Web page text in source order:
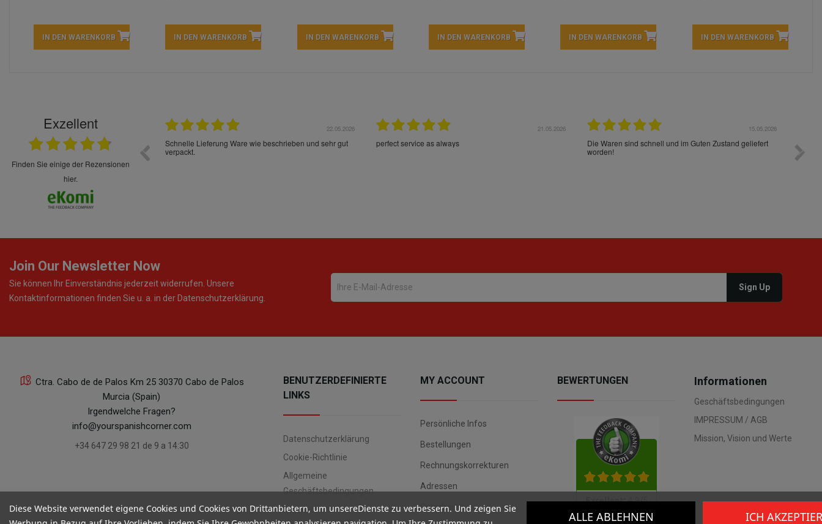
IN DEN WARENKORB IN DEN WARENKORB IN DEN WARENKORB IN DEN WARENKORB IN DEN WARENKORB IN DEN WARENKORB
Exzellent
finden Sie einige der Rezensionen
hier.
sehr sorgsam verpackt. Alles kommt
Spaß so einzukaufen. Die Abwicklung ist
22.05.2026
Schnelle Lieferung Ware wie beschrieben und sehr gut
verpackt.
21.05.2026
perfect service as always
15.05.2026
Die Waren sind schnell und im Guten Zustand geliefert
worden!
Join Our Newsletter Now
Sie können Ihr Einverständnis jederzeit widerrufen. Unsere
Kontaktinformationen finden Sie u. a. in der Datenschutzerklärung.
Ctra. Cabo de de Palos Km 25 30370 Cabo de Palos
Murcia (Spain)
Irgendwelche Fragen?
info@yourspanishcorner.com
+34 647 29 98 21 de 9 a 14:30
BENUTZERDEFINIERTE
LINKS
Datenschutzerklärung
Cookie-Richtlinie
Allgemeine
Geschäftsbedingungen
Datenschutz
MY ACCOUNT
Persönliche Infos
Bestellungen
Rechnungskorrekturen
Adressen
Gutscheine
BEWERTUNGEN Informationen
Geschäftsbedingungen
IMPRESSUM / AGB
Mission, Vision und Werte
Diese Website verwendet eigene Cookies und Cookies von Drittanbietern, um unsereDienste zu verbessern. Und zeigen Sie
ALLE ABLEHNEN ICH